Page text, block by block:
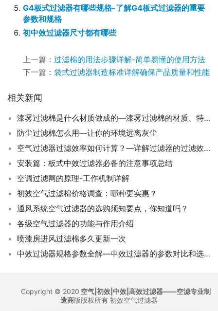
G4板式过滤器有哪些规格-了解G4板式过滤器的重要
参数和规格
初中效过滤器尺寸都有哪些
上一篇： 过滤棉的用法步骤详解-简单易懂的使用方法
下一篇： 袋式过滤器制造标准详解确保产品质量和性能
相关新闻
漆雾过滤棉是什么材质做成的—漆雾过滤棉的材质、特点及使用说明
防尘过滤棉怎么用—让你的环境远离灰尘
空气过滤器过滤效率如何计算？—详解过滤器的过滤效率计算公式和方法
安装篇：板式中效过滤器必备的注意事项总结
空调过滤网的原理-工作机制详解
初效空气过滤棉价格调查：哪种更实惠？
通风系统空气过滤器的选购须知要点，你知道吗？
各级空气过滤器的功能与作用介绍
喷漆房进风过滤棉多久更新一次
中效过滤器规格参数全解—中效过滤器的参数对比和选用建议
Copyright © 2020 空气|初效|中效|高效过滤器——空滤专业制
造商版版权所有 初效空气过滤器